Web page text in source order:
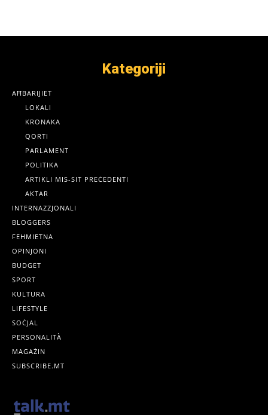
Kategoriji
AĦBARIJIET
LOKALI
KRONAKA
QORTI
PARLAMENT
POLITIKA
ARTIKLI MIS-SIT PREĊEDENTI
AKTAR
INTERNAZZJONALI
BLOGGERS
FEHMIETNA
OPINJONI
BUDGET
SPORT
KULTURA
LIFESTYLE
SOĊJAL
PERSONALITÀ
MAGAŻIN
SUBSCRIBE.MT